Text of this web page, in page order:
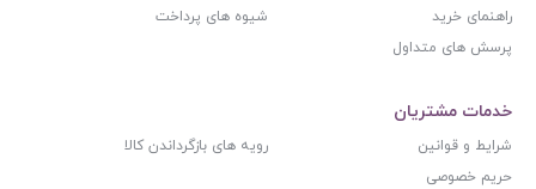
راهنمای خرید
شیوه های پرداخت
پرسش های متداول
خدمات مشتریان
شرایط و قوانین
رویه های بازگرداندن کالا
حریم خصوصی